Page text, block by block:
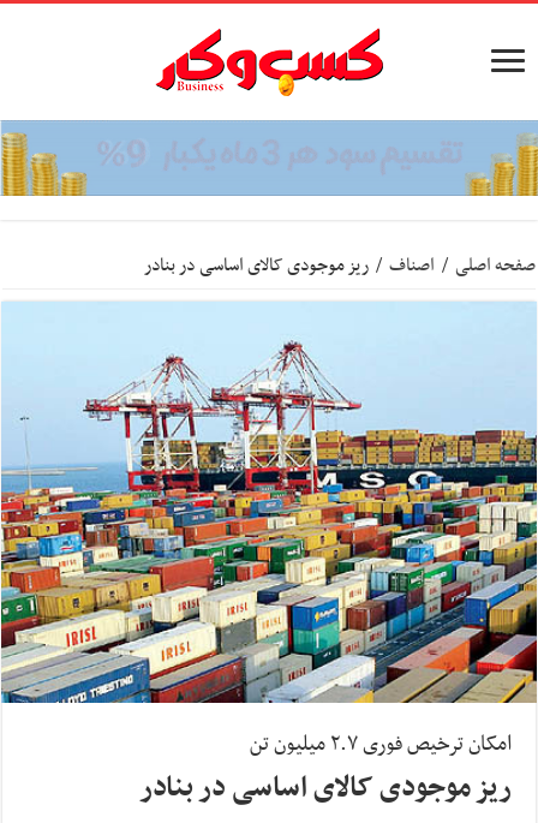
صفحه اصلی / اصناف / ریز موجودی کالای اساسی در بنادر
امکان ترخیص فوری ۲.۷ میلیون تن
ریز موجودی کالای اساسی در بنادر